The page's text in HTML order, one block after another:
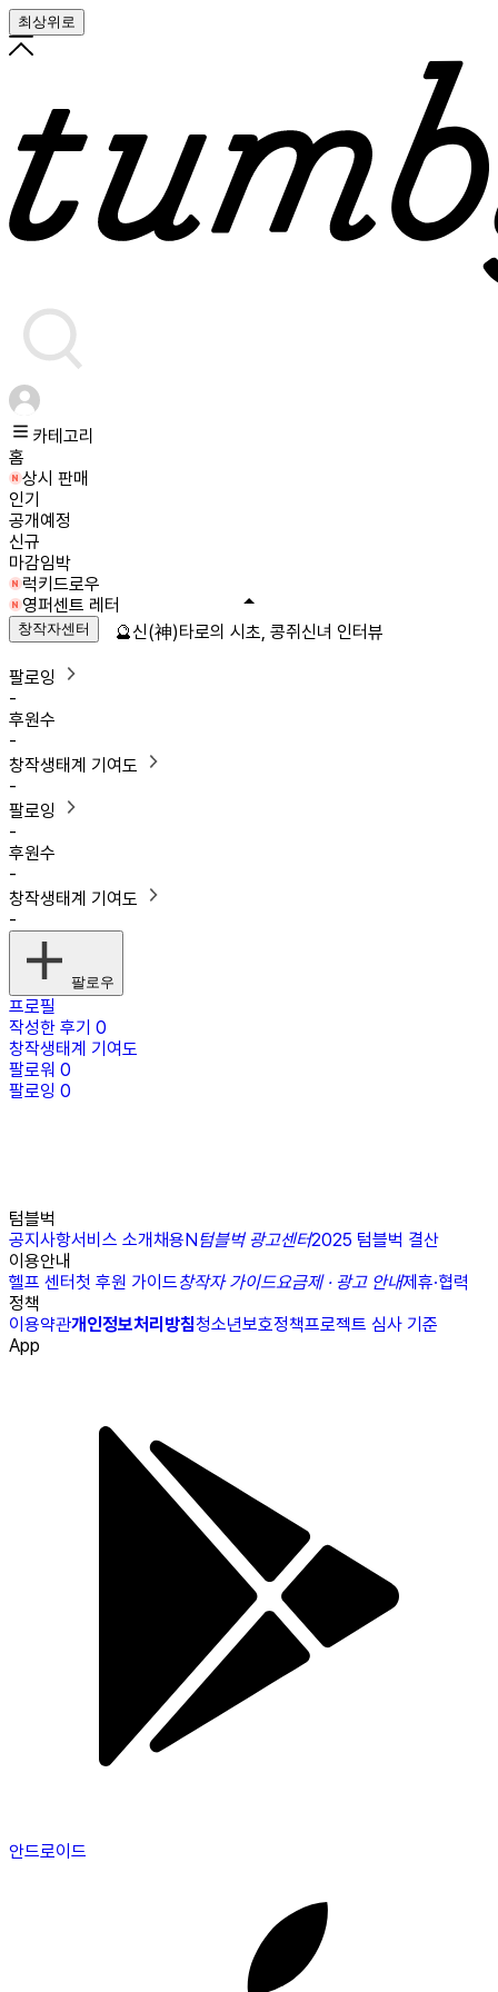
최상위로
카테고리
홈
상시 판매
인기
공개예정
신규
마감임박
럭키드로우
영퍼센트 레터
창작자센터
팔로잉
-
후원수
-
창작생태계 기여도
-
팔로잉
-
후원수
-
창작생태계 기여도
-
팔로우
프로필
작성한 후기 0
창작생태계 기여도
팔로워 0
팔로잉 0
텀블벅
공지사항서비스 소개채용N텀블벅 광고센터2025 텀블벅 결산
이용안내
헬프 센터첫 후원 가이드창작자 가이드요금제 · 광고 안내제휴·협력
정책
이용약관개인정보처리방침청소년보호정책프로젝트 심사 기준
App
안드로이드
🔮신(神)타로의 시초, 콩쥐신녀 인터뷰